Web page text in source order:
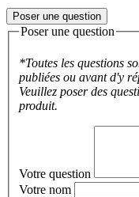
Poser une question
Poser une question
*Toutes les questions
publiées ou avant d'y
Veuillez poser des
produit.
Votre question
Votre nom